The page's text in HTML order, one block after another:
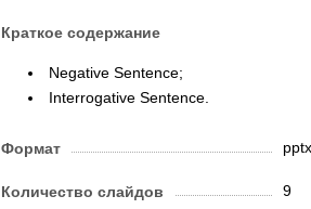
Краткое содержание
Negative Sentence;
Interrogative Sentence.
Формат
Количество слайдов 9